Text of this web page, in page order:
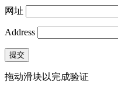
网址
Address
提交
拖动滑块以完成验证